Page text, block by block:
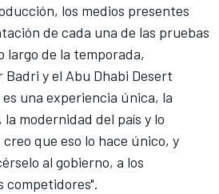
los medios presentes
de cada una de las pruebas
largo de la temporada,
y el Abu Dhabi Desert
una experiencia única, la
modernidad del país y lo
que eso lo hace único, y
al gobierno, a los
competidores".